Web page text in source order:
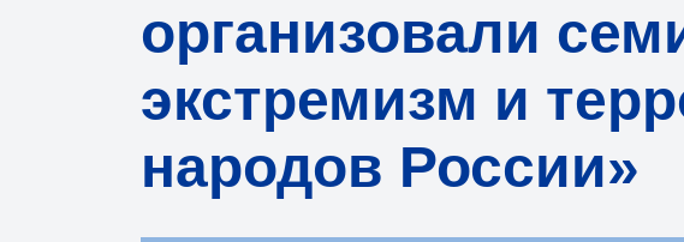
организовали
экстремизм и
народов России»